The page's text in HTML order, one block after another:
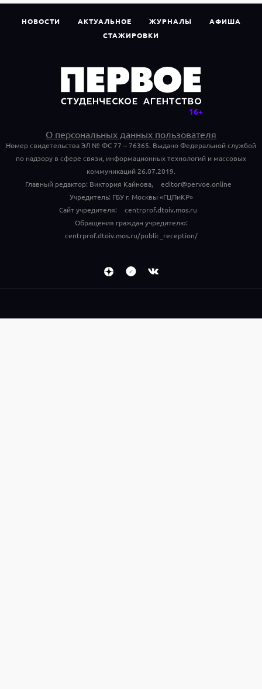
НОВОСТИ АКТУАЛЬНОЕ ЖУРНАЛЫ
АФИША
СТАЖИРОВКИ
О персональных данных пользователя
Номер свидетельства ЭЛ № ФС 77 – 76365. Выдано Федеральной службой
по надзору в сфере связи, информационных технологий и массовых
коммуникаций 26.07.2019.
Главный редактор: Виктория Кайнова,
editor@pervoe.online
Учредитель: ГБУ г. Москвы «ГЦПиКР»
Сайт учредителя:
centrprof.dtoiv.mos.ru
Обращения граждан учредителю:
centrprof.dtoiv.mos.ru/public_reception/